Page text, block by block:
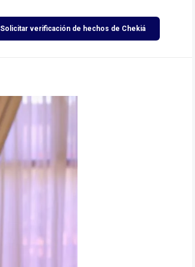
Solicitar verificación de hechos de Chekiá